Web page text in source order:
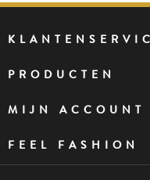
PRODUCTEN
MIJN ACCOUNT
FEEL FASHION